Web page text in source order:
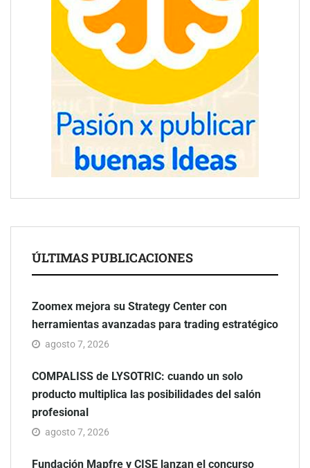
ÚLTIMAS PUBLICACIONES
Zoomex mejora su Strategy Center con
herramientas avanzadas para trading estratégico
agosto 7, 2026
COMPALISS de LYSOTRIC: cuando un solo
producto multiplica las posibilidades del salón
profesional
agosto 7, 2026
Fundación Mapfre y CISE lanzan el concurso